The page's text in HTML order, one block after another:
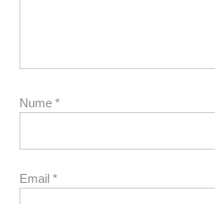
Nume *
Email *